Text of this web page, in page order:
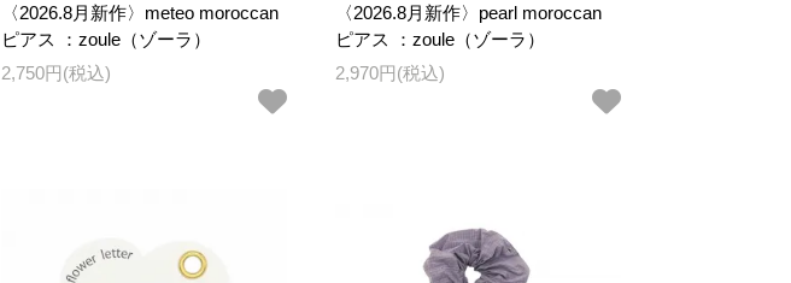
〈2026.8月新作〉meteo moroccan
ピアス ：zoule（ゾーラ）
2,750円(税込)
〈2026.8月新作〉pearl moroccan
ピアス ：zoule（ゾーラ）
2,970円(税込)